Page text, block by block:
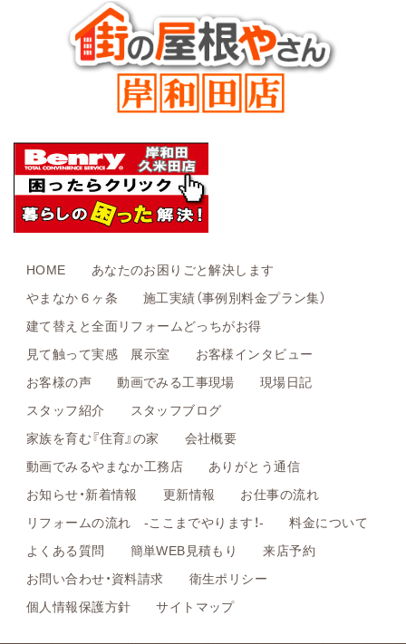
HOME
あなたのお困りごと解決します
やまなか６ヶ条
施工実績（事例別料金プラン集）
建て替えと全面リフォームどっちがお得
見て触って実感 展示室
お客様インタビュー
お客様の声
動画でみる工事現場
現場日記
スタッフ紹介
スタッフブログ
家族を育む『住育』の家
会社概要
動画でみるやまなか工務店
ありがとう通信
お知らせ・新着情報
更新情報
お仕事の流れ
リフォームの流れ -ここまでやります！-
料金について
よくある質問
簡単WEB見積もり
来店予約
お問い合わせ・資料請求
衛生ポリシー
個人情報保護方針
サイトマップ